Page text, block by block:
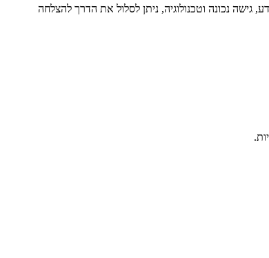
גישה נכונה וטכנולוגיה, ניתן לסלול את הדרך להצלחה